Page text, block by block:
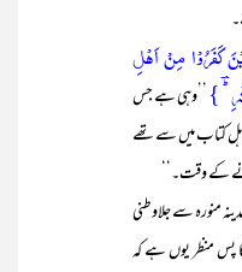
کَفَرُوۡا مِنۡ اَہۡلِ
ؕؔ} ’’وہی ہے جس
کتاب میں سے تھے
کے وقت۔‘‘
منورہ سے جلاوطنی
پس منظر یوں ہے کہ